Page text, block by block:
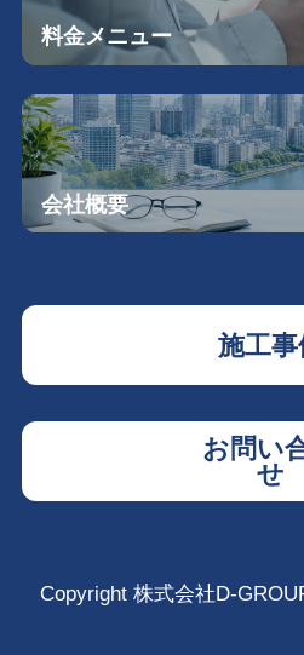
料金メニュー
会社概要
施工事
お問い
せ
Copyright 株式会社D-